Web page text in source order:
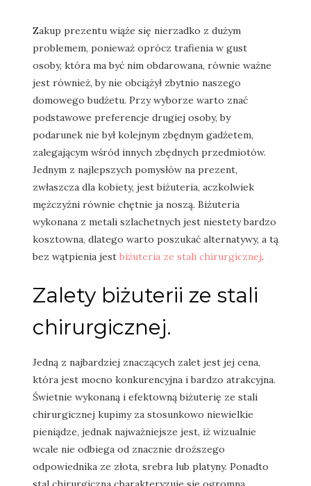
Zakup prezentu wiąże się nierzadko z dużym
problemem, ponieważ oprócz trafienia w gust
osoby, która ma być nim obdarowana, równie ważne
jest również, by nie obciążył zbytnio naszego
domowego budżetu. Przy wyborze warto znać
podstawowe preferencje drugiej osoby, by
podarunek nie był kolejnym zbędnym gadżetem,
zalegającym wśród innych zbędnych przedmiotów.
Jednym z najlepszych pomysłów na prezent,
zwłaszcza dla kobiety, jest biżuteria, aczkolwiek
mężczyźni równie chętnie ja noszą. Biżuteria
wykonana z metali szlachetnych jest niestety bardzo
kosztowna, dlatego warto poszukać alternatywy, a tą
bez wątpienia jest biżuteria ze stali chirurgicznej.
Zalety biżuterii ze stali
chirurgicznej.
Jedną z najbardziej znaczących zalet jest jej cena,
która jest mocno konkurencyjna i bardzo atrakcyjna.
Świetnie wykonaną i efektowną biżuterię ze stali
chirurgicznej kupimy za stosunkowo niewielkie
pieniądze, jednak najważniejsze jest, iż wizualnie
wcale nie odbiega od znacznie droższego
odpowiednika ze złota, srebra lub platyny. Ponadto